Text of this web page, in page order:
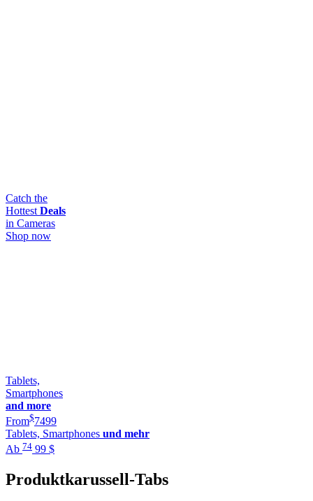
Catch the
Hottest Deals
in Cameras
Shop now
Tablets,
Smartphones
and more
From$7499
Tablets, Smartphones und mehr
Ab 74 99 $
Produktkarussell-Tabs